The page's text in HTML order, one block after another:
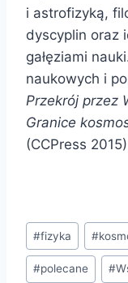
i astrofizyką,
dyscyplin oraz
gałęziami
naukowych i
Przekrój przez
Granice
(CCPress
Tagi
wpisu:
#fizyka #
#polecane #